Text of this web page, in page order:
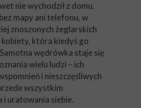
nie wychodził z domu.
mapy ani telefonu, w
znoszonych żeglarskich
kobiety, która kiedyś go
wędrówka staje się
wielu ludzi – ich
i nieszczęśliwych
wszystkim
i uratowania siebie.